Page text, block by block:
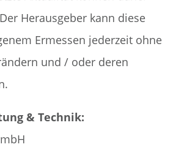
Herausgeber kann diese
Ermessen jederzeit ohne
und / oder deren
& Technik: